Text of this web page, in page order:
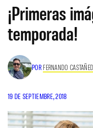
¡Primeras
temporada!
POR FERNANDO
19 DE SEPTIEMBRE, 2018